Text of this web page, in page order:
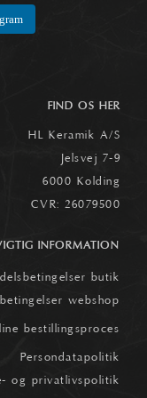
FIND OS HER
HL Keramik A/S
Jelsvej 7-9
6000 Kolding
CVR: 26079500
INFORMATION
butik
webshop
bestillingsproces
Persondatapolitik
og privatlivspolitik